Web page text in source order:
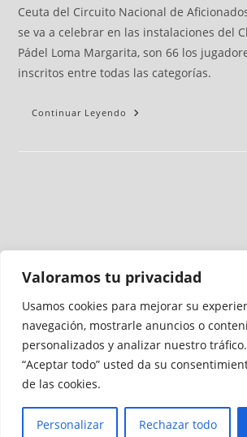
Valoramos tu privacidad
Usamos cookies para mejorar su
navegación, mostrarle anuncios o
personalizados y analizar nuestro
“Aceptar todo” usted da su
de las cookies.
Personalizar Rechazar todo
Ceuta del Circuito Nacional de
se va a celebrar en las instalaciones del
Pádel Loma Margarita, son 66 los
inscritos entre todas las categorías.
Continuar Leyendo
Medio auditado por
Accesibilidad
Sitio
Cookies